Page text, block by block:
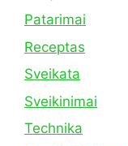
Patarimai
Receptas
Sveikata
Sveikinimai
Technika